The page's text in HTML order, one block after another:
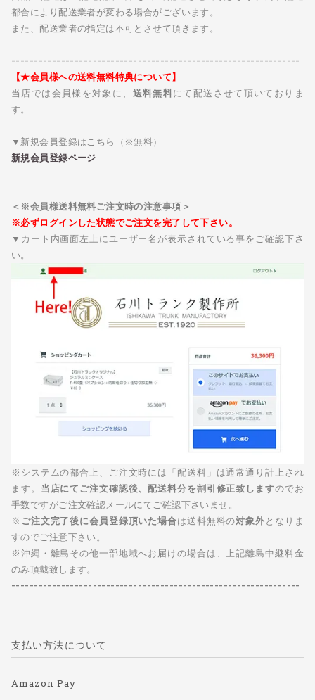
都合により配送業者が変わる場合がございます。
また、配送業者の指定は不可とさせて頂きます。
----------------------------------------------------------------
【★会員様への送料無料特典について】
当店では会員様を対象に、 送料無料にて配送させて頂いておりま
す。
▼新規会員登録はこちら（※無料）
新規会員登録ページ
＜※会員様送料無料ご注文時の注意事項＞
※必ずログインした状態でご注文を完了して下さい。
▼カート内画面左上にユーザー名が表示されている事をご確認下さ
い。
※システムの都合上、ご注文時には「配送料」は通常通り計上され
ます。 当店にてご注文確認後、配送料分を割引修正致しますのでお
手数ですがご注文確認メールにてご確認下さいませ。
※ ご注文完了後に会員登録頂いた場合は送料無料の対象外となりま
すのでご注意下さい。
※沖縄・離島その他一部地域へお届けの場合は、上記離島中継料金
のみ頂戴致します。
----------------------------------------------------------------
支払い方法について
Amazon Pay